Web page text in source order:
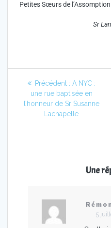
Petites Sœurs de
Sr
Précédent : A NYC :
une rue baptisée en
l’honneur de Sr Susanne
Lachapelle
Une
5